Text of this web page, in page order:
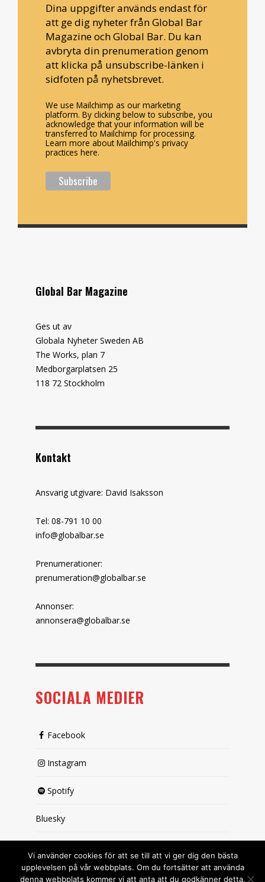
Dina uppgifter används endast för
att ge dig nyheter från Global Bar
Magazine och Global Bar. Du kan
avbryta din prenumeration genom
att klicka på unsubscribe-länken i
sidfoten på nyhetsbrevet.
We use Mailchimp as our marketing
platform. By clicking below to subscribe, you
acknowledge that your information will be
transferred to Mailchimp for processing.
Learn more about Mailchimp's privacy
practices here.
Global Bar Magazine
Ges ut av
Globala Nyheter Sweden AB
The Works, plan 7
Medborgarplatsen 25
118 72 Stockholm
Kontakt
Ansvarig utgivare: David Isaksson
Tel: 08-791 10 00
info@globalbar.se
Prenumerationer:
prenumeration@globalbar.se
Annonser:
annonsera@globalbar.se
SOCIALA MEDIER
Facebook
Instagram
Spotify
Bluesky
Vi använder cookies för att se till att vi ger dig den bästa
upplevelsen på vår webbplats. Om du fortsätter att använda
denna webbplats kommer vi att anta att du godkänner detta.